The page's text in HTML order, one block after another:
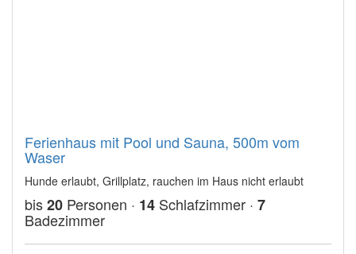
Ferienhaus mit Pool und Sauna, 500m vom
Waser
Hunde erlaubt, Grillplatz, rauchen im Haus nicht erlaubt
bis20 Personen · 14 Schlafzimmer · 7
Badezimmer